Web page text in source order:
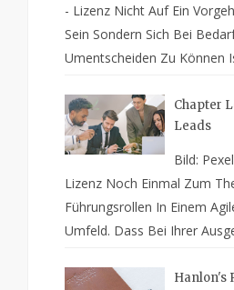
- Lizenz Nicht Auf Ein
Sein Sondern Sich Bei
Umentscheiden Zu Können
Chapter
Leads
Bild:
Lizenz Noch Einmal Zum
Führungsrollen In Einem
Umfeld. Dass Bei Ihrer
Hanlon's